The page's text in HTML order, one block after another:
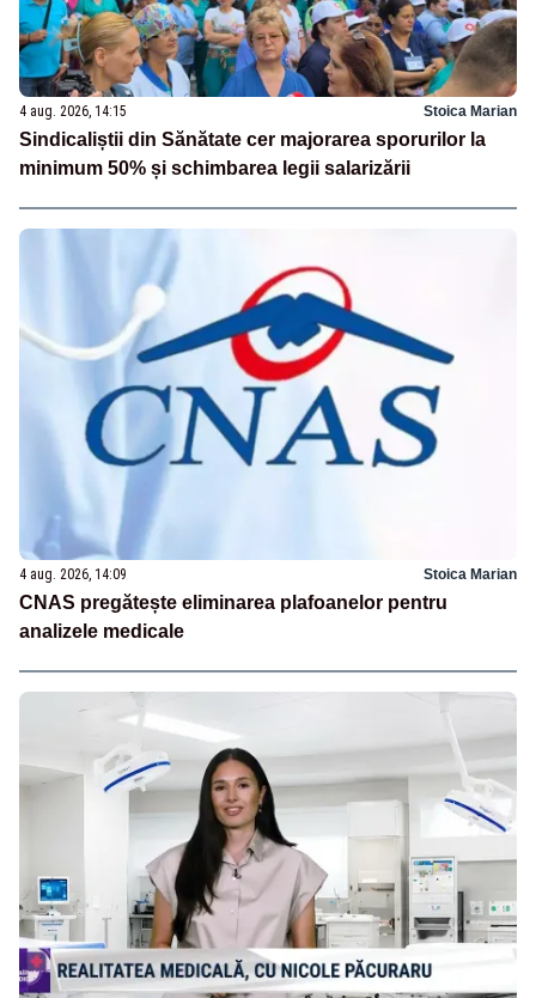
4 aug. 2026, 14:15 Stoica Marian
Sindicaliștii din Sănătate cer majorarea sporurilor la
minimum 50% și schimbarea legii salarizării
4 aug. 2026, 14:09 Stoica Marian
CNAS pregătește eliminarea plafoanelor pentru
analizele medicale